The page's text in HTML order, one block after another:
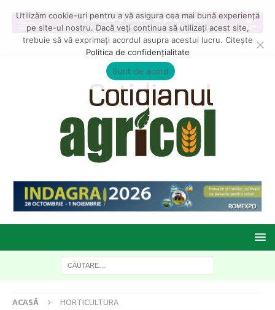
ACASĂ HORTICULTURA
Utilizăm cookie-uri pentru a vă asigura cea mai bună experiență
pe site-ul nostru. Dacă veți continua să utilizați acest site,
trebuie să vă exprimați acordul asupra acestui lucru. Citește
Politica de confidențialitate
Sunt de acord